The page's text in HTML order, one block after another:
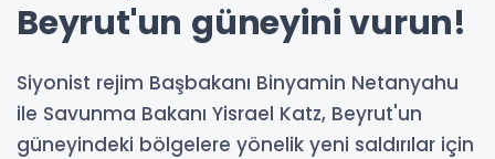
Beyrut'un güneyini vurun!
Siyonist rejim Başbakanı Binyamin Netanyahu
ile Savunma Bakanı Yisrael Katz, Beyrut'un
güneyindeki bölgelere yönelik yeni saldırılar için